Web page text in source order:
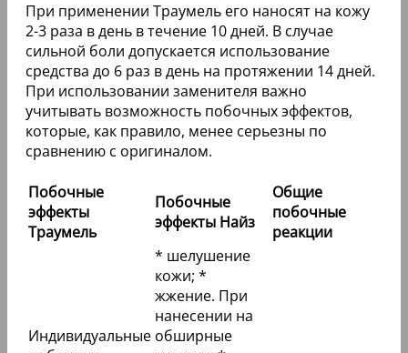
При применении Траумель его наносят на кожу
2-3 раза в день в течение 10 дней. В случае
сильной боли допускается использование
средства до 6 раз в день на протяжении 14 дней.
При использовании заменителя важно
учитывать возможность побочных эффектов,
которые, как правило, менее серьезны по
сравнению с оригиналом.
Побочные
эффекты
Траумель
Побочные
эффекты Найз
Общие
побочные
реакции
Индивидуальные
* шелушение
кожи; *
жжение. При
нанесении на
обширные